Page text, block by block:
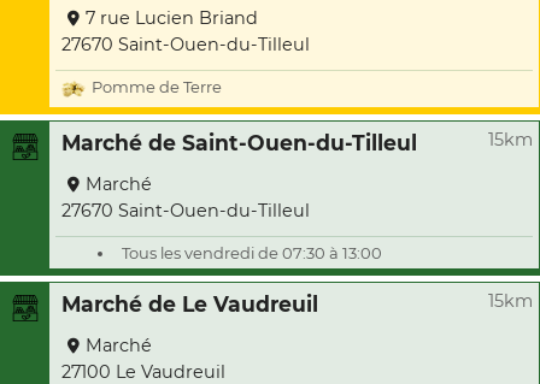
7 rue Lucien Briand
27670 Saint-Ouen-du-Tilleul
Pomme de Terre
Marché de Saint-Ouen-du-Tilleul 15km
Marché
27670 Saint-Ouen-du-Tilleul
Tous les vendredi de 07:30 à 13:00
Marché de Le Vaudreuil 15km
Marché
27100 Le Vaudreuil